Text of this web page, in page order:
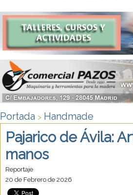
Portada > Handmade
Pajarico de Ávila:
manos
Reportaje
20 de Febrero de 2026